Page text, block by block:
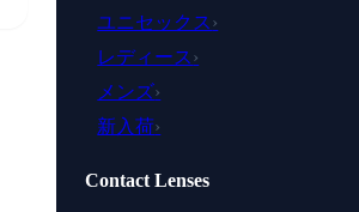
ユニセックス ›
レディース ›
メンズ›
新入荷›
Contact Lenses